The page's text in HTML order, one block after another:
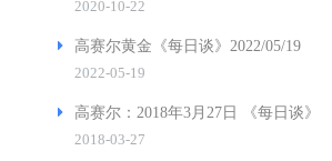
2020-10-22
高赛尔黄金《每日谈》2022/05/19
2022-05-19
高赛尔：2018年3月27日 《每日谈》
2018-03-27